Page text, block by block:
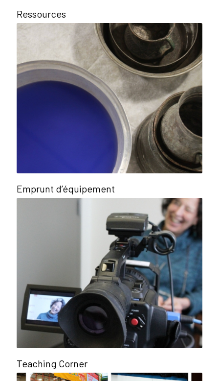
Ressources
Emprunt d’équipement
Teaching Corner